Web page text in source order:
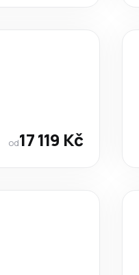
od17 119 Kč